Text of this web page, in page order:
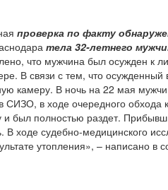
проверка по факту
тела 32-летнего
что мужчина был осужден к
В связи с тем, что
камеру. В ночь на 22 мая
СИЗО, в ходе очередного
и был полностью раздет.
В ходе судебно-медицинского
утопления», – написано